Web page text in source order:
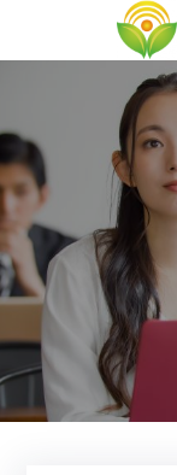
容
ス
キ
ッ
プ